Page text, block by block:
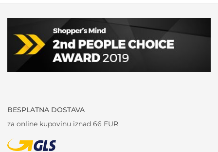
BESPLATNA DOSTAVA
za online kupovinu iznad 66 EUR